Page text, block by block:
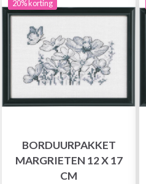
20% korting
BORDUURPAKKET
MARGRIETEN 12 X 17
CM